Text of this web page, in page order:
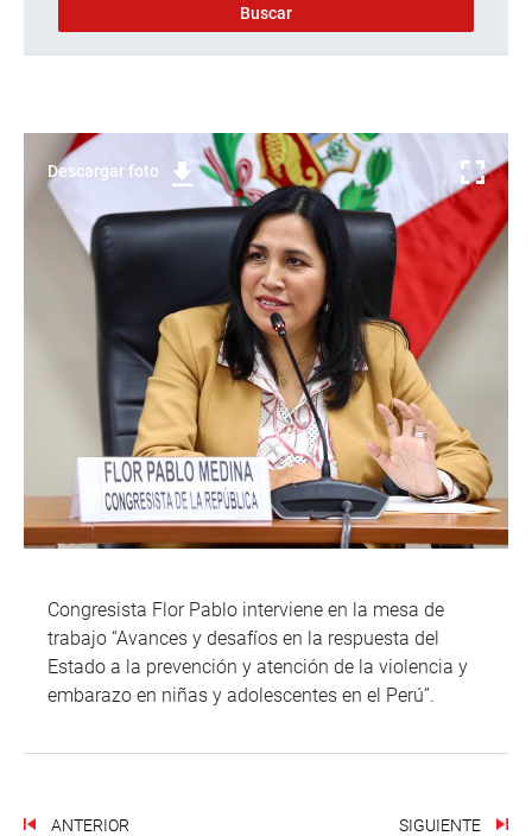
Descargar foto
Congresista Flor Pablo interviene en la mesa de
trabajo “Avances y desafíos en la respuesta del
Estado a la prevención y atención de la violencia y
embarazo en niñas y adolescentes en el Perú”.
ANTERIOR SIGUIENTE